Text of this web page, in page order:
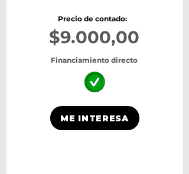
Financiamiento directo
Precio de contado:
$9.000,00
ME INTERESA